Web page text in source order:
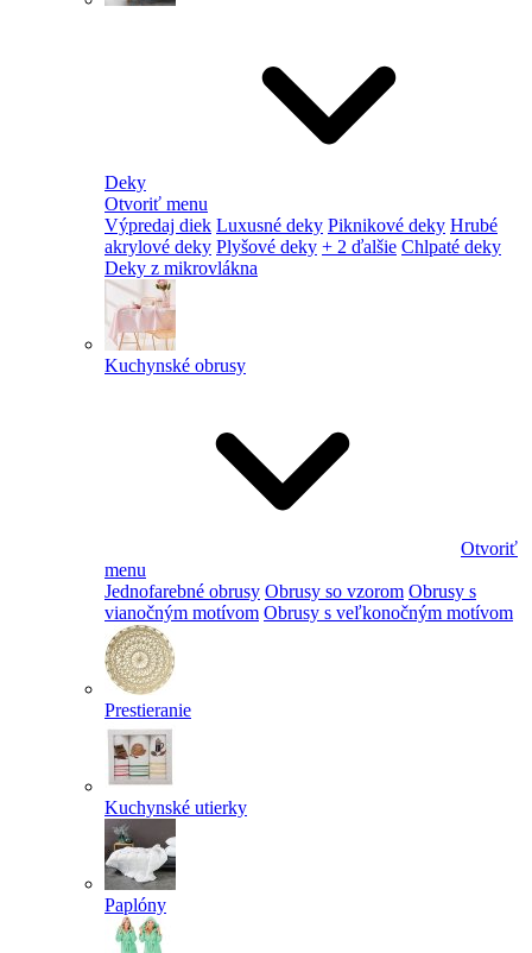
Deky
Otvoriť menu
Výpredaj diek Luxusné deky Piknikové deky Hrubé
akrylové deky Plyšové deky + 2 ďalšie Chlpaté deky
Deky z mikrovlákna
Kuchynské obrusy
Otvoriť
menu
Jednofarebné obrusy Obrusy so vzorom Obrusy s
vianočným motívom Obrusy s veľkonočným motívom
Prestieranie
Kuchynské utierky
Paplóny